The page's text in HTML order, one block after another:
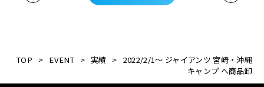
TOP > EVENT > 実績 > 2022/2/1～ ジャイアンツ 宮崎・沖縄
キャンプ へ商品卸